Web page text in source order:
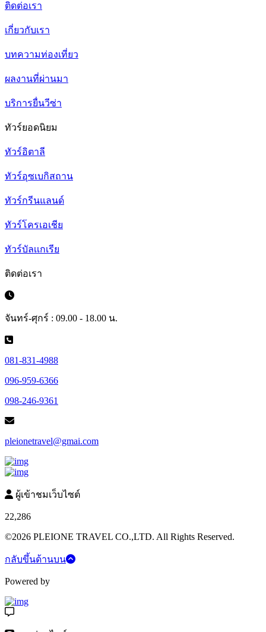
ติดต่อเรา
เกี่ยวกับเรา
บทความท่องเที่ยว
ผลงานที่ผ่านมา
บริการยื่นวีซ่า
ทัวร์ยอดนิยม
ทัวร์อิตาลี
ทัวร์อุซเบกิสถาน
ทัวร์กรีนแลนด์
ทัวร์โครเอเชีย
ทัวร์บัลเเกเรีย
ติดต่อเรา
จันทร์-ศุกร์ : 09.00 - 18.00 น.
081-831-4988
096-959-6366
098-246-9361
pleionetravel@gmai.com
ผู้เข้าชมเว็บไซต์
22,286
©2026 PLEIONE TRAVEL CO.,LTD. All Rights Reserved.
กลับขึ้นด้านบน
Powered by